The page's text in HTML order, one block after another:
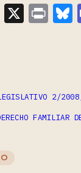
X
2/
FAMILIAR